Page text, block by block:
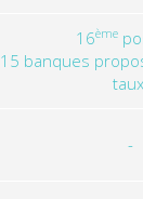
16ème
15 banques
-